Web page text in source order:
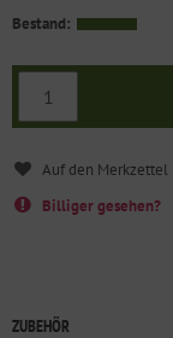
Bestand:
Billiger gesehen?
ZUBEHÖR